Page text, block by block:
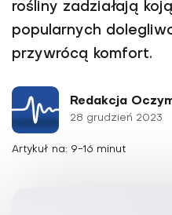
rośliny zadziałają
popularnych
przywrócą komfort.
Redakcja
28 grudzień 2023
Artykuł na: 9-16 minut